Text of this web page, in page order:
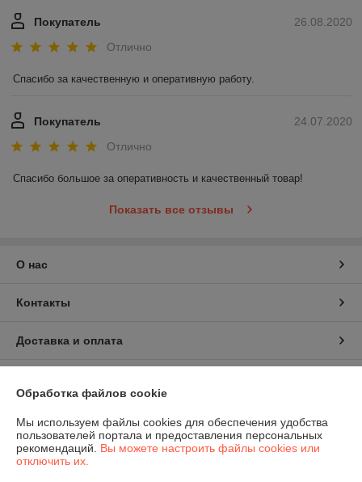
26.08.2020
Покупатель
Отлично
Спасибо за качественную и оперативную работу.
24.07.2020
Покупатель
Отлично
Спасибо большое за оперативность и качественный товар!
Показать все отзывы
О нас
Контакты
Доставка и оплата
Полная версия сайта
Политика обработки cookies
Обработка файлов cookie
Мы используем файлы cookies для обеспечения удобства
пользователей портала и предоставления персональных
рекомендаций. Вы можете настроить файлы cookies или
отключить их.